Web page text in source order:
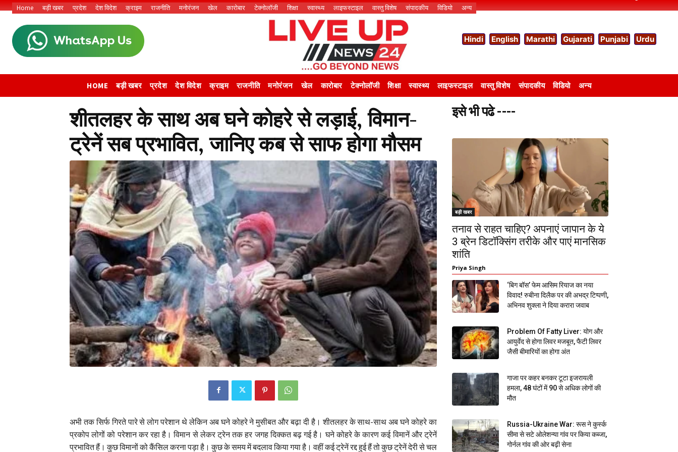
Home बड़ी खबर प्रदेश देश विदेश क्राइम राजनीति मनोरंजन खेल कारोबार टेक्नोलॉजी शिक्षा स्वास्थ्य लाइफस्टाइल वास्तु विशेष संपादकीय विडियो अन्य
Hindi English Marathi Gujarati Punjabi Urdu
HOME बड़ी खबर प्रदेश देश विदेश क्राइम राजनीति मनोरंजन खेल कारोबार टेक्नोलॉजी शिक्षा स्वास्थ्य लाइफस्टाइल वास्तु विशेष संपादकीय विडियो अन्य
शीतलहर के साथ अब घने कोहरे से लड़ाई, विमान-
ट्रेनें सब प्रभावित, जानिए कब से साफ होगा मौसम
अभी तक सिर्फ गिरते पारे से लोग परेशान थे लेकिन अब घने कोहरे ने मुसीबत और बढ़ा दी है। शीतलहर के साथ-साथ अब घने कोहरे का
प्रकोप लोगों को परेशान कर रहा है। विमान से लेकर ट्रेन तक हर जगह दिक्कत बढ़ गई है। घने कोहरे के कारण कई विमानें और ट्रेनें
प्रभावित हैं। कुछ विमानों को कैंसिल करना पड़ा है। कुछ के समय में बदलाव किया गया है। वहीं कई ट्रेनें रद्द हुई हैं तो कुछ ट्रेनें देरी से चल
इसे भी पढे ----
बड़ी खबर
तनाव से राहत चाहिए? अपनाएं जापान के ये
3 ब्रेन डिटॉक्सिंग तरीके और पाएं मानसिक
शांति
Priya Singh
‘बिग बॉस’ फेम आसिम रियाज का नया
विवाद! रुबीना दिलैक पर की अभद्र टिप्पणी,
अभिनव शुक्ला ने दिया करारा जवाब
Problem Of Fatty Liver: योग और
आयुर्वेद से होगा लिवर मजबूत, फैटी लिवर
जैसी बीमारियों का होगा अंत
गाजा पर कहर बनकर टूटा इजरायली
हमला, 48 घंटों में 90 से अधिक लोगों की
मौत
Russia-Ukraine War: रूस ने कुर्स्क
सीमा से सटे ओलेशन्या गांव पर किया कब्जा,
गोर्नल गांव की ओर बढ़ी सेना